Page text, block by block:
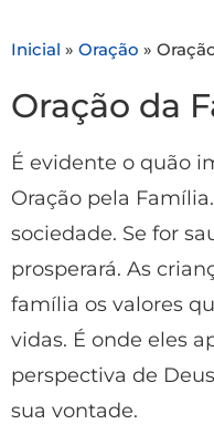
Inicial » Oração »
Oração da
É evidente o quão
Oração pela
sociedade. Se for
prosperará. As
família os valores
vidas. É onde eles
perspectiva de
sua vontade.